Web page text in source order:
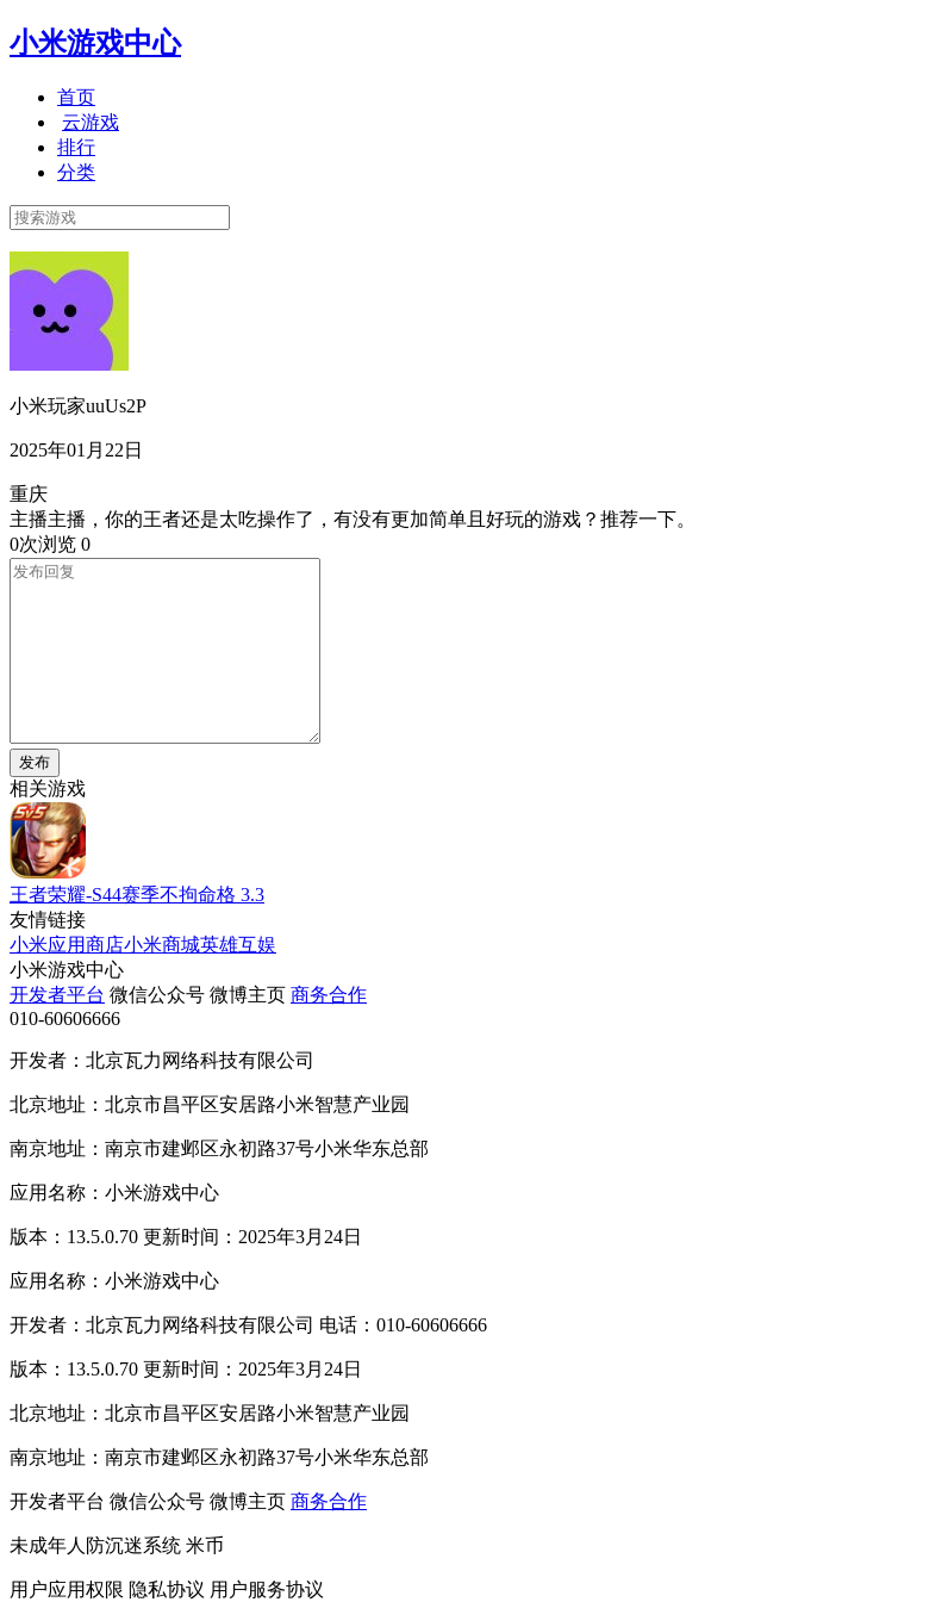
小米游戏中心
首页
云游戏
排行
分类
小米玩家uuUs2P
2025年01月22日
重庆
主播主播，你的王者还是太吃操作了，有没有更加简单且好玩的游戏？推荐一下。
0次浏览 0
发布
相关游戏
王者荣耀-S44赛季不拘命格 3.3
友情链接
小米应用商店小米商城英雄互娱
小米游戏中心
开发者平台 微信公众号 微博主页 商务合作
010-60606666
开发者：北京瓦力网络科技有限公司
北京地址：北京市昌平区安居路小米智慧产业园
南京地址：南京市建邺区永初路37号小米华东总部
应用名称：小米游戏中心
版本：13.5.0.70 更新时间：2025年3月24日
应用名称：小米游戏中心
开发者：北京瓦力网络科技有限公司 电话：010-60606666
版本：13.5.0.70 更新时间：2025年3月24日
北京地址：北京市昌平区安居路小米智慧产业园
南京地址：南京市建邺区永初路37号小米华东总部
开发者平台 微信公众号 微博主页 商务合作
未成年人防沉迷系统 米币
用户应用权限 隐私协议 用户服务协议